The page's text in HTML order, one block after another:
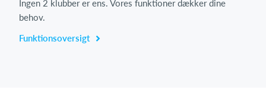
Ingen 2 klubber er ens. Vores funktioner dækker dine
behov.
Funktionsoversigt